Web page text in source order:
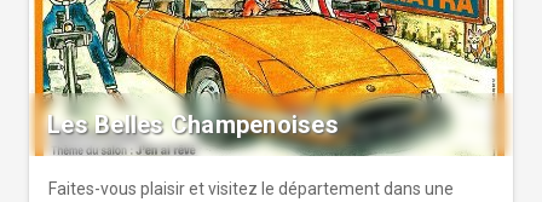
Les Belles Champenoises
Faites-vous plaisir et visitez le département dans une